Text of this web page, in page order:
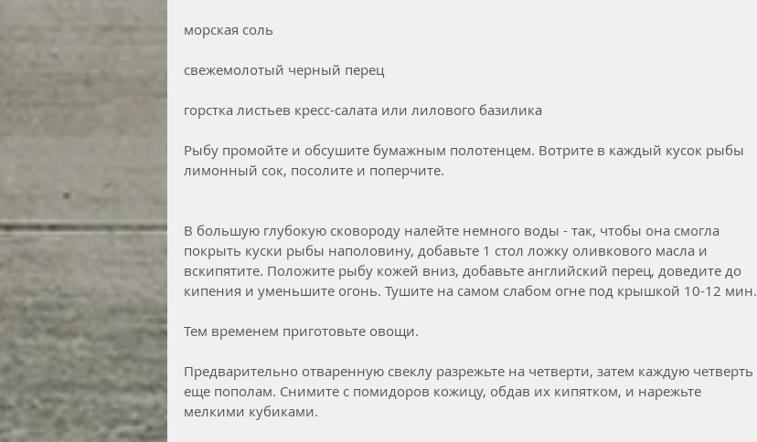
морская соль
свежемолотый черный перец
горстка листьев кресс-салата или лилового базилика
Рыбу промойте и обсушите бумажным полотенцем. Вотрите в каждый кусок рыбы
лимонный сок, посолите и поперчите.
В большую глубокую сковороду налейте немного воды - так, чтобы она смогла
покрыть куски рыбы наполовину, добавьте 1 стол ложку оливкового масла и
вскипятите. Положите рыбу кожей вниз, добавьте английский перец, доведите до
кипения и уменьшите огонь. Тушите на самом слабом огне под крышкой 10-12 мин.
Тем временем приготовьте овощи.
Предварительно отваренную свеклу разрежьте на четверти, затем каждую четверть
еще пополам. Снимите с помидоров кожицу, обдав их кипятком, и нарежьте
мелкими кубиками.